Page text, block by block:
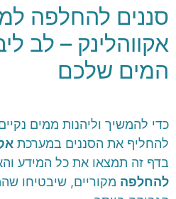
סננים להחלפה
אקווהלינק – לב
המים שלכם
כדי להמשיך וליהנות ממים
להחליף את הסננים במערכת
בדף זה תמצאו את כל המידע
להחלפה מקוריים, שיבטיחו